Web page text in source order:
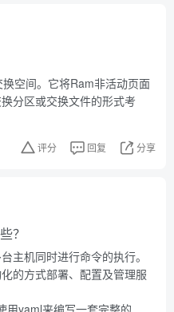
空间。它将Ram非活动页面
分区或交换文件的形式考
评分 回复 分享
？
主机同时进行命令的执行。
的方式部署、配置及管理服
用yaml来编写一套完整的